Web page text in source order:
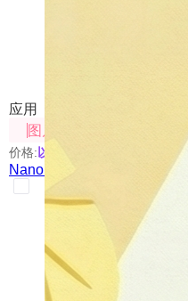
Nano
对图像进行编辑，包
应用
图片处理
价格:以具体使用的模型为准
Nano Banana Canvas